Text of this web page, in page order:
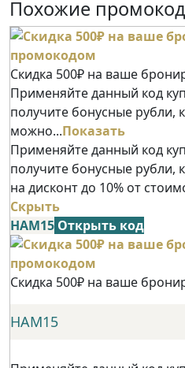
Похожие
Скидка 500₽ на ваше
Применяйте данный код
получите бонусные рубли,
можно...Показать
Применяйте данный код
получите бонусные
на дисконт до 10% от
Скрыть
НАМ15 Открыть код
Скидка 500₽ на ваше
НАМ15